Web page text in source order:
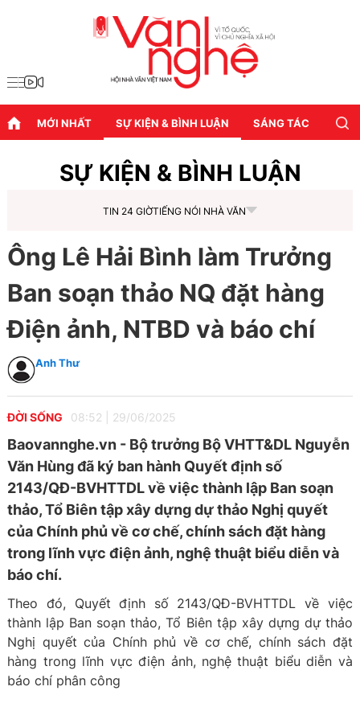
MỚI NHẤT SỰ KIỆN & BÌNH LUẬN SÁNG TÁC
SỰ KIỆN & BÌNH LUẬN
TIN 24 GIỜTIẾNG NÓI NHÀ VĂN
Ông Lê Hải Bình làm Trưởng
Ban soạn thảo NQ đặt hàng
Điện ảnh, NTBD và báo chí
Anh Thư
ĐỜI SỐNG 08:52 29/06/2025
Baovannghe.vn - Bộ trưởng Bộ VHTT&DL Nguyễn
Văn Hùng đã ký ban hành Quyết định số
2143/QĐ-BVHTTDL về việc thành lập Ban soạn
thảo, Tổ Biên tập xây dựng dự thảo Nghị quyết
của Chính phủ về cơ chế, chính sách đặt hàng
trong lĩnh vực điện ảnh, nghệ thuật biểu diễn và
báo chí.
Theo đó, Quyết định số 2143/QĐ-BVHTTDL về việc
thành lập Ban soạn thảo, Tổ Biên tập xây dựng dự thảo
Nghị quyết của Chính phủ về cơ chế, chính sách đặt
hàng trong lĩnh vực điện ảnh, nghệ thuật biểu diễn và
báo chí phân công